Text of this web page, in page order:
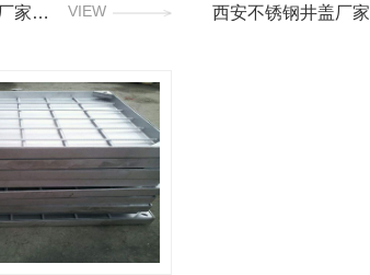
西安不锈钢井盖厂家生产 VIEW 西安不锈钢井盖厂家